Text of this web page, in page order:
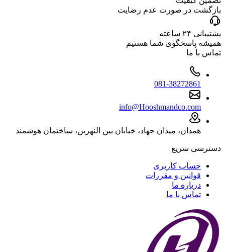
بازگشت در صورت عدم رضایت
پشتیبانی ۲۴ ساعته
همیشه پاسخگوی شما هستیم
تماس با ما
081-38272861
info@Hooshmandco.com
همدان، میدان جهاد، خیابان بین النهرین، ساختمان هوشمند
دسترسی سریع
حساب کاربری
قوانین و مقررات
درباره ما
تماس با ما